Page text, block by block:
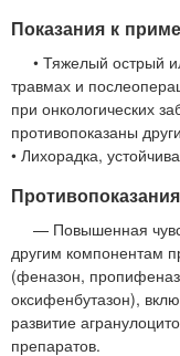
Показания к
• Тяжелый острый
травмах и
при онкологических
противопоказаны
• Лихорадка,
— Повышенная
другим компонентам
(феназон,
оксифенбутазон),
развитие
препаратов.